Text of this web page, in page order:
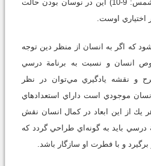
زَكَّاها وَ قَدْ خابَ مَنْ دَسَّاها»(شمس: 9-10) اين در نوسان بودن حالت
اختياري اوست.
كه اگر به انسان از منظر دين توجه
انسان و نسبت به برنامة درسي
و نقشه يادگيري مي‌توان در نظر
موجودي است داراي استعدادهاي
يك از اين ابعاد در كمال انسان نقش
درسي بايد به گونه‌اي طراحي گردد كه
و با فطرت او سازگار باشد.